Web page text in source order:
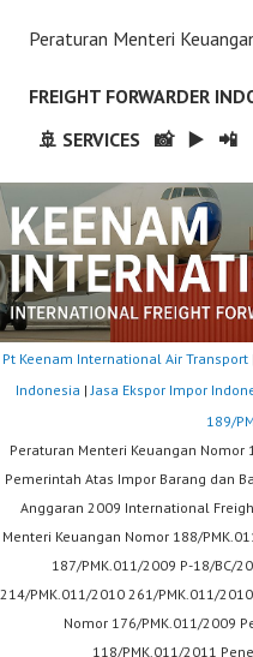
Peraturan Menteri
FREIGHT FORWARDER
🚢 SERVICES
📸 ▶️ 📲
Pt Keenam International Air Transport|
Indonesia | Jasa Ekspor Impor
189/
Peraturan Menteri Keuangan Nomor
Pemerintah Atas Impor Barang dan
Anggaran 2009 International
Menteri Keuangan Nomor 188/
187/PMK.011/2009 P-18/BC/
214/PMK.011/2010 261/PMK.011/
Nomor 176/PMK.011/2009
118/PMK.011/2011